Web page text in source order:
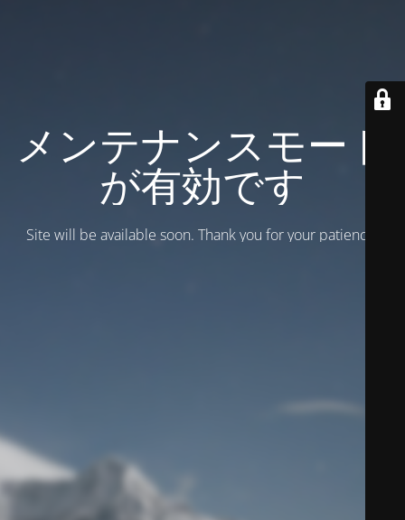
メンテナンスモード
が有効です
Site will be available soon. Thank you for your patience!